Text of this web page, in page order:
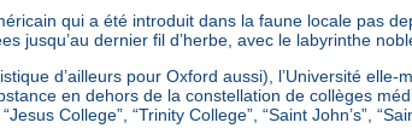
qui a été introduit dans la faune locale pas
dernier fil d’herbe, avec le labyrinthe
d’ailleurs pour Oxford aussi), l’Université
en dehors de la constellation de collèges
College”, “Trinity College”, “Saint John’s”,